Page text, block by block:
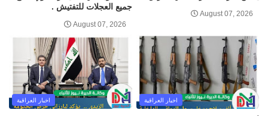
August 07, 2026
جميع العجلات للتفتيش .
August 07, 2026
اخبار العراقية اخبار العراقية